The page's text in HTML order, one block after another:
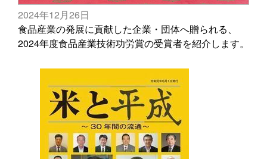
2024年12月26日
食品産業の発展に貢献した企業・団体へ贈られる、
2024年度食品産業技術功労賞の受賞者を紹介します。